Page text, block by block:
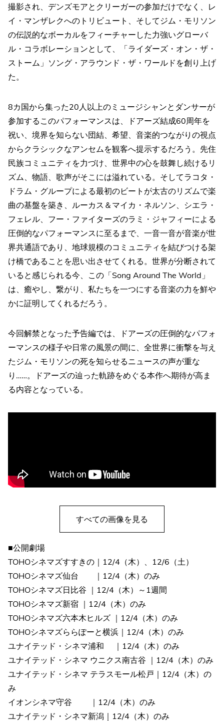
撮影され、デンズモアとクリーガーの参加だけでなく、レ
イ・マンザレクへのトリビュート、そしてジム・モリソン
の伝説的なボーカルをフィーチャーした力強いグローバ
ル・コラボレーションとして、「ライダーズ・オン・ザ・
ストーム」ソング・アラウンド・ザ・ワールドを創り上げ
た。
8カ国から集った20人以上のミュージシャンとダンサーが
参加するこのパフォーマンスは、ドアーズ結成60周年を
祝い、境界を知らない団結、希望、音楽的つながりの視点
からクラシックなアンセムを観客へ提示するだろう。先住
民族コミュニティを力づけ、世界中の心を鼓舞し続けるリ
ズム、物語、歌声がそこには溢れている。そしてラコタ・
ドラム・グループによる最初のビートが太古のリズムで楽
曲の基盤を築き、ルーカス＆マイカ・ネルソン、シエラ・
フェレル、フー・ファイターズのラミ・ジャフィーによる
圧倒的なパフォーマンスに至るまで、一音一音が音楽が世
界共通語であり、地球規模のコミュニティを結びつける架
け橋であることを思い出させてくれる。世界が分断されて
いると感じられる今、この「Song Around The World」
は、癒やし、繋がり、私たちを一つにする音楽の力を鮮や
かに証明してくれるだろう。
今回解禁となった予告編では、ドアーズの圧倒的なパフォ
ーマンスの様子や日常の風景の間に、全世界に衝撃を与え
たジム・モリソンの死を知らせるニュースの声が重な
り……。ドアーズの辿った軌跡をめぐる本作へ期待が高ま
る内容となっている。
すべての画像を見る
■公開劇場
TOHOシネマズすすきの｜12/4（木）、12/6（土）
TOHOシネマズ仙台 ｜12/4（木）のみ
TOHOシネマズ日比谷 ｜12/4（木）～1週間
TOHOシネマズ新宿 ｜12/4（木）のみ
TOHOシネマズ六本木ヒルズ ｜12/4（木）のみ
TOHOシネマズららぽーと横浜｜12/4（木）のみ
ユナイテッド・シネマ浦和 ｜12/4（木）のみ
ユナイテッド・シネマ ウニクス南古谷 ｜12/4（木）のみ
ユナイテッド・シネマ テラスモール松戸｜12/4（木）の
み
イオンシネマ守谷 ｜12/4（木）のみ
ユナイテッド・シネマ新潟｜12/4（木）のみ